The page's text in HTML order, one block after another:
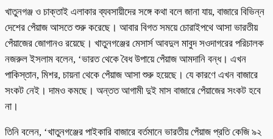
খাতুনগঞ্জ ও চাক্তাই এলাকার ব্যবসায়ীদের সঙ্গে কথা বলে জানা যায়, বাজারে বিভিন্ন
দেশের পেঁয়াজ আসতে শুরু করেছে। আবার বিগত সময়ে চোরাইপথে আসা ভারতীয়
পেঁয়াজের জোগানও রয়েছে। খাতুনগঞ্জের মেসার্স আবদুল মাবুদ সওদাগরের পরিচালক
নজরুল ইসলাম বলেন, ‘ভারত থেকে বৈধ উপায়ে পেঁয়াজ আমদানি বন্ধ। এখন
পাকিস্তান, মিশর, চায়না থেকে পেঁয়াজ আসা শুরু হয়েছে। যে কারণে এখন বাজারে
সংকট নেই। দামও কমছে। অন্তত আগামী দুই মাস বাজারে পেঁয়াজের সংকট হবে
না।
তিনি বলেন, ‘খাতুনগঞ্জের পাইকারি বাজারে বর্তমানে ভারতীয় পেঁয়াজ প্রতি কেজি ৯২